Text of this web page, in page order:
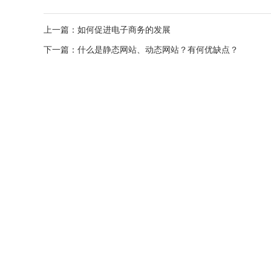
上一篇：如何促进电子商务的发展
下一篇：什么是静态网站、动态网站？有何优缺点？